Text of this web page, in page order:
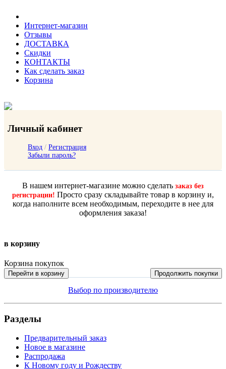
Интернет-магазин
Отзывы
ДОСТАВКА
Скидки
КОНТАКТЫ
Как сделать заказ
Корзина
Личный кабинет
Вход / Регистрация
Забыли пароль?
В нашем интернет-магазине можно сделать заказ без
регистрации! Просто сразу складывайте товар в корзину и,
когда наполните всем необходимым, переходите в нее для
оформления заказа!
в корзину
Корзина покупок
Перейти в корзину Продолжить покупки
Выбор по производителю
Разделы
Предварительный заказ
Новое в магазине
Распродажа
К Новому году и Рождеству